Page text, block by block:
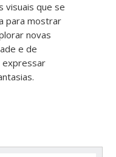
visuais que se
para mostrar
novas
e de
expressar